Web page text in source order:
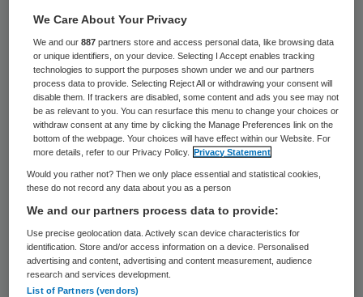
(UMCG).
Er zullen ongeveer dertig extra
medewerkers worden gestationeerd in de
nieuwe vestiging.
Strategische partners
Siemensen hetUMCGgaan vanaf dit najaar
nauw samenwerken op het gebied van
Personal Healthcare; big data uit medische
We Care About Your Privacy
We and our887 partners store and access personal data, like browsing data
or unique identifiers, on your device. Selecting I Accept enables tracking
technologies to support the purposes shown under we and our partners
process data to provide. Selecting Reject All or withdrawing your consent will
disable them. If trackers are disabled, some content and ads you see may not
be as relevant to you. You can resurface this menu to change your choices or
withdraw consent at any time by clicking the Manage Preferences link on the
bottom of the webpage. Your choices will have effect within our Website. For
more details, refer to our Privacy Policy.
Privacy Statement
Would you rather not? Then we only place essential and statistical cookies,
these do not record any data about you as a person
We and our partners process data to provide:
Use precise geolocation data. Actively scan device characteristics for
identification. Store and/or access information on a device. Personalised
advertising and content, advertising and content measurement, audience
research and services development.
List of Partners (vendors)